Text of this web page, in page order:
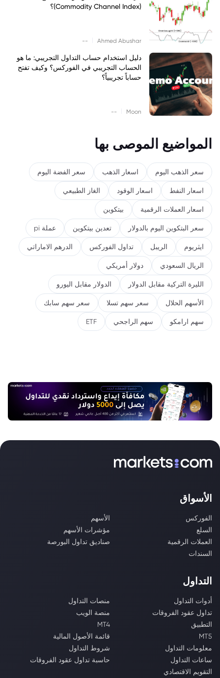
(Commodity Channel Index)؟
Ahmed Abushar
--
دليل استخدام حساب التداول التجريبي: ما هو
الحساب التجريبي في الفوركس؟ وكيف تفتح
حساباً تجريبياً؟
Moon
--
المواضيع الموصى بها
سعر الذهب اليوم اسعار الذهب سعر الفضة اليوم
اسعار النفط اسعار الوقود الغاز الطبيعي
اسعار العملات الرقمية بيتكوين
سعر البتكوين اليوم بالدولار تعدين بيتكوين عملة pi
ايثريوم الريبل تداول الفوركس الدرهم الاماراتي
الريال السعودي دولار أمريكي
الليرة التركية مقابل الدولار الدولار مقابل اليورو
الأسهم الحلال سعر سهم تسلا سعر سهم سابك
سهم ارامكو سهم الراجحي ETF
الأسواق
الفوركس
الأسهم
السلع
مؤشرات الأسهم
العملات الرقمية
صناديق تداول البورصة
السندات
التداول
أدوات التداول
منصات التداول
تداول عقود الفروقات
منصة الويب
التطبيق
MT4
MT5
قائمة الأصول المالية
معلومات التداول
شروط التداول
ساعات التداول
حاسبة تداول عقود الفروقات
التقويم الاقتصادي